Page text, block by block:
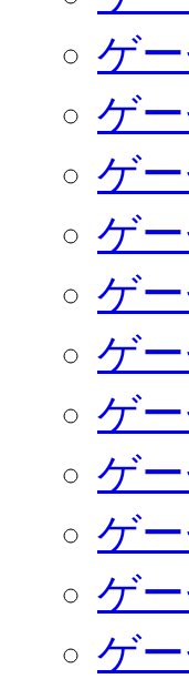
ゲ
ゲ
ゲ
ゲ
ゲ
ゲ
ゲ
ゲ
ゲ
ゲ
ゲ